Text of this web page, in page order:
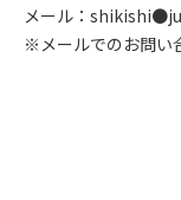
メール：
※メールでのお問い